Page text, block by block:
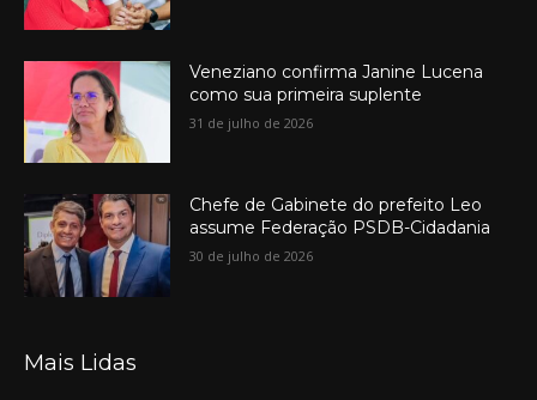
Veneziano confirma Janine Lucena
como sua primeira suplente
31 de julho de 2026
Chefe de Gabinete do prefeito Leo
assume Federação PSDB-Cidadania
30 de julho de 2026
Mais Lidas